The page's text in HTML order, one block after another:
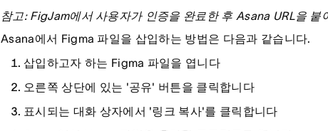
참고: FigJam에서 사용자가 인증을 완료한 후 Asana URL을
Asana에서 Figma 파일을 삽입하는 방법은 다음과 같습니다.
삽입하고자 하는 Figma 파일을 엽니다
오른쪽 상단에 있는 '공유' 버튼을 클릭합니다
표시되는 대화 상자에서 '링크 복사'를 클릭합니다